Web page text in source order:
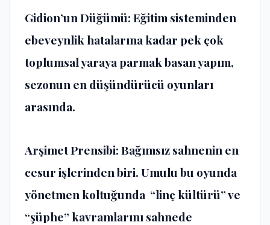
Gidion’un Düğümü: Eğitim sisteminden
ebeveynlik hatalarına kadar pek çok
toplumsal yaraya parmak basan yapım,
sezonun en düşündürücü oyunları
arasında.
Arşimet Prensibi: Bağımsız sahnenin en
cesur işlerinden biri. Umulu bu oyunda
yönetmen koltuğunda “linç kültürü” ve
“şüphe” kavramlarını sahnede